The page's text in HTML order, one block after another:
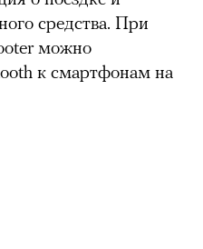
средства. При
можно
к смартфонам на